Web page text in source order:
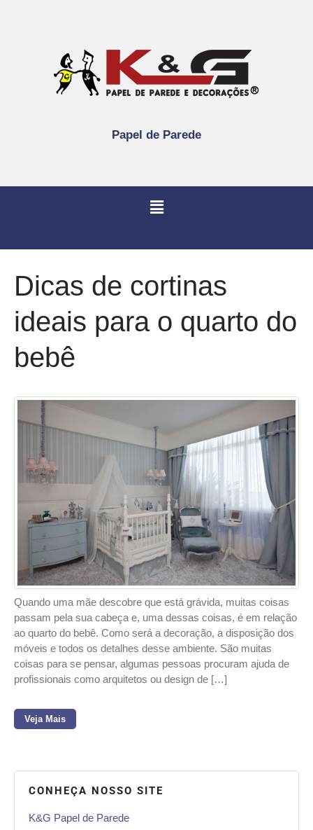
Papel de Parede
Dicas de cortinas
ideais para o quarto do
bebê
Quando uma mãe descobre que está grávida, muitas coisas
passam pela sua cabeça e, uma dessas coisas, é em relação
ao quarto do bebê. Como será a decoração, a disposição dos
móveis e todos os detalhes desse ambiente. São muitas
coisas para se pensar, algumas pessoas procuram ajuda de
profissionais como arquitetos ou design de […]
Veja Mais
CONHEÇA NOSSO SITE
K&G Papel de Parede